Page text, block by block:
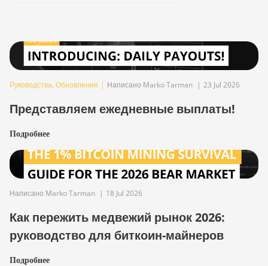
Руководства, Обновления | Написано Marko Tarman | 23 Jul 2026
Представляем ежедневные выплаты!
Подробнее
Написано Marko Tarman | 18 Jul 2026
Как пережить медвежий рынок 2026:
руководство для биткоин-майнеров
Подробнее